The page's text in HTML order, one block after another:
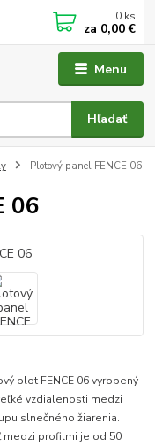
Menu
Hľadať
0 ks
za 0,00 €
Plotový panel FENCE 06
06
plot FENCE 06 vyrobený
vzdialenosti medzi
slnečného žiarenia.
medzi profilmi je od 50